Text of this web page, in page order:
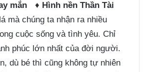
mắn ♦ Hình nền Thần Tài
mà chúng ta nhận ra nhiều
cuộc sống và tình yêu. Chỉ
phúc lớn nhất của đời người.
dù bé thì cũng không tự nhiên